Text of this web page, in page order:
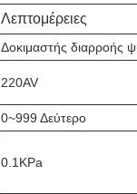
Λεπτομέρειες
Δοκιμαστής διαρροής
220AV
0~999 Δεύτερο
0.1KPa